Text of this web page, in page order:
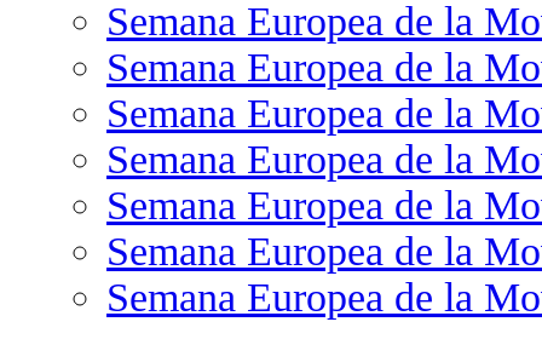
Semana Europea de la
Semana Europea de la
Semana Europea de la
Semana Europea de la
Semana Europea de la
Semana Europea de la
Semana Europea de la